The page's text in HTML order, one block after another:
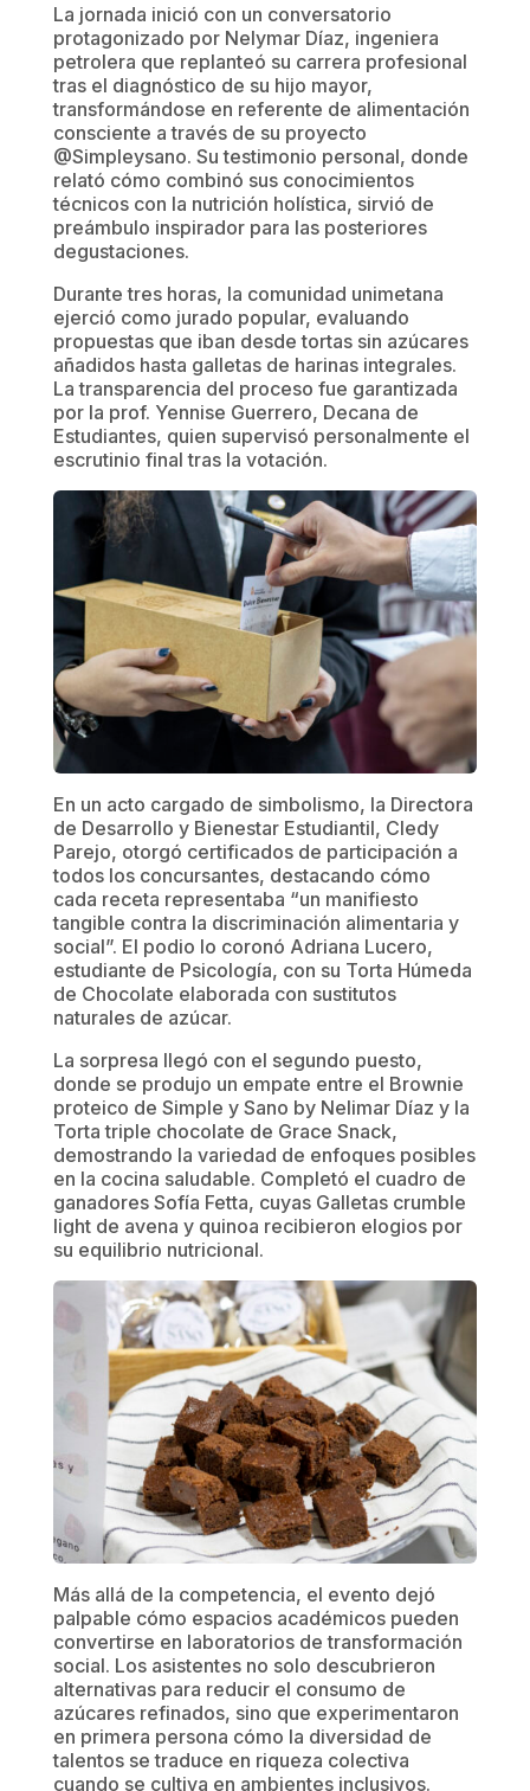
La jornada inició con un conversatorio
protagonizado por Nelymar Díaz, ingeniera
petrolera que replanteó su carrera profesional
tras el diagnóstico de su hijo mayor,
transformándose en referente de alimentación
consciente a través de su proyecto
@Simpleysano. Su testimonio personal, donde
relató cómo combinó sus conocimientos
técnicos con la nutrición holística, sirvió de
preámbulo inspirador para las posteriores
degustaciones.
Durante tres horas, la comunidad unimetana
ejerció como jurado popular, evaluando
propuestas que iban desde tortas sin azúcares
añadidos hasta galletas de harinas integrales.
La transparencia del proceso fue garantizada
por la prof. Yennise Guerrero, Decana de
Estudiantes, quien supervisó personalmente el
escrutinio final tras la votación.
En un acto cargado de simbolismo, la Directora
de Desarrollo y Bienestar Estudiantil, Cledy
Parejo, otorgó certificados de participación a
todos los concursantes, destacando cómo
cada receta representaba “un manifiesto
tangible contra la discriminación alimentaria y
social”. El podio lo coronó Adriana Lucero,
estudiante de Psicología, con su Torta Húmeda
de Chocolate elaborada con sustitutos
naturales de azúcar.
La sorpresa llegó con el segundo puesto,
donde se produjo un empate entre el Brownie
proteico de Simple y Sano by Nelimar Díaz y la
Torta triple chocolate de Grace Snack,
demostrando la variedad de enfoques posibles
en la cocina saludable. Completó el cuadro de
ganadores Sofía Fetta, cuyas Galletas crumble
light de avena y quinoa recibieron elogios por
su equilibrio nutricional.
Más allá de la competencia, el evento dejó
palpable cómo espacios académicos pueden
convertirse en laboratorios de transformación
social. Los asistentes no solo descubrieron
alternativas para reducir el consumo de
azúcares refinados, sino que experimentaron
en primera persona cómo la diversidad de
talentos se traduce en riqueza colectiva
cuando se cultiva en ambientes inclusivos.